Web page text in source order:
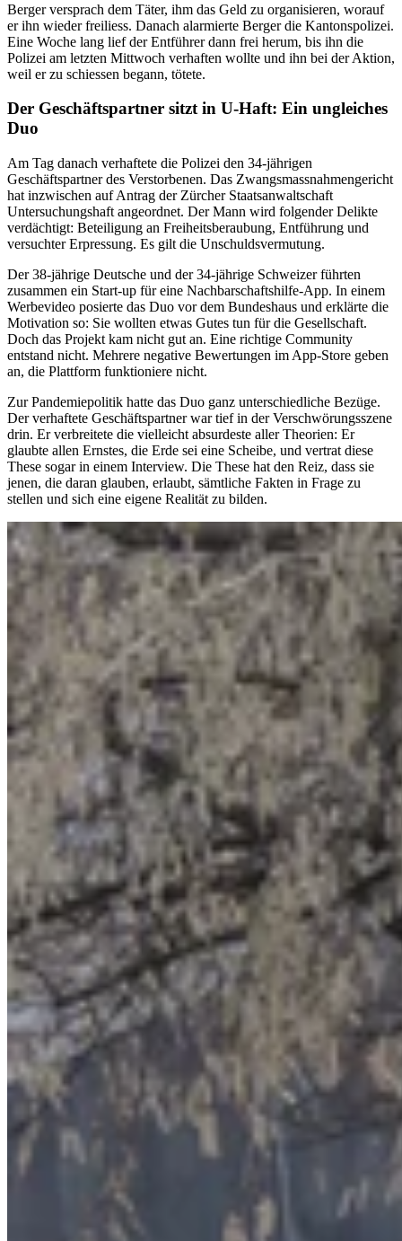
Berger versprach dem Täter, ihm das Geld zu organisieren, worauf
er ihn wieder freiliess. Danach alarmierte Berger die Kantonspolizei.
Eine Woche lang lief der Entführer dann frei herum, bis ihn die
Polizei am letzten Mittwoch verhaften wollte und ihn bei der Aktion,
weil er zu schiessen begann, tötete.
Der Geschäftspartner sitzt in U-Haft: Ein ungleiches
Duo
Am Tag danach verhaftete die Polizei den 34-jährigen
Geschäftspartner des Verstorbenen. Das Zwangsmassnahmengericht
hat inzwischen auf Antrag der Zürcher Staatsanwaltschaft
Untersuchungshaft angeordnet. Der Mann wird folgender Delikte
verdächtigt: Beteiligung an Freiheitsberaubung, Entführung und
versuchter Erpressung. Es gilt die Unschuldsvermutung.
Der 38-jährige Deutsche und der 34-jährige Schweizer führten
zusammen ein Start-up für eine Nachbarschaftshilfe-App. In einem
Werbevideo posierte das Duo vor dem Bundeshaus und erklärte die
Motivation so: Sie wollten etwas Gutes tun für die Gesellschaft.
Doch das Projekt kam nicht gut an. Eine richtige Community
entstand nicht. Mehrere negative Bewertungen im App-Store geben
an, die Plattform funktioniere nicht.
Zur Pandemiepolitik hatte das Duo ganz unterschiedliche Bezüge.
Der verhaftete Geschäftspartner war tief in der Verschwörungsszene
drin. Er verbreitete die vielleicht absurdeste aller Theorien: Er
glaubte allen Ernstes, die Erde sei eine Scheibe, und vertrat diese
These sogar in einem Interview. Die These hat den Reiz, dass sie
jenen, die daran glauben, erlaubt, sämtliche Fakten in Frage zu
stellen und sich eine eigene Realität zu bilden.